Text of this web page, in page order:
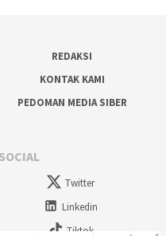
REDAKSI
KONTAK KAMI
PEDOMAN MEDIA SIBER
Twitter
Linkedin
Tiktok